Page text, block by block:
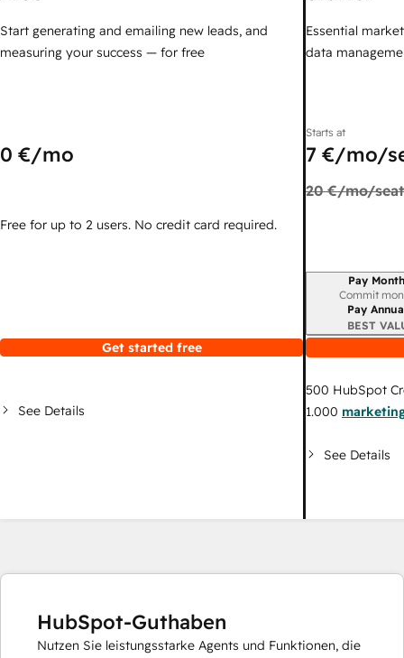
Start generating and emailing new leads, and
measuring your success — for free
0 €/mo
Free for up to 2 users. No credit card required.
Get started free
See Details
Essential
data
Starts at
7 €/mo/
20 €/mo/seat
Billing period
Pay
Commit
Pay
BEST
500 HubSpot
1.000
See Details
HubSpot-Guthaben
Nutzen Sie leistungsstarke Agents und Funktionen, die